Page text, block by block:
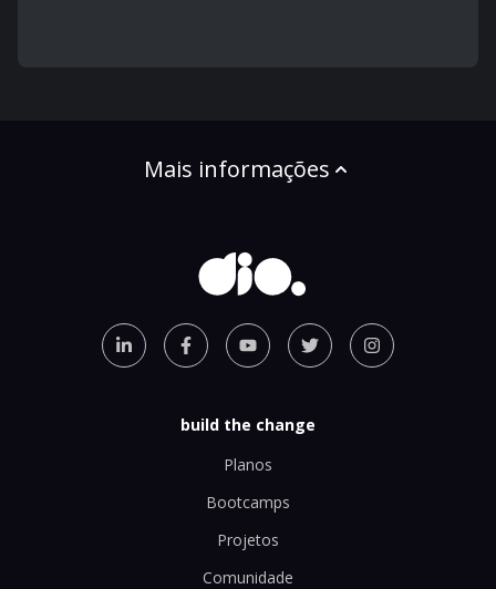
Mais informações
build the change
Planos
Bootcamps
Projetos
Comunidade